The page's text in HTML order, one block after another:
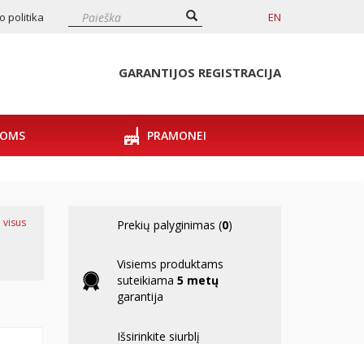
politika EN
GARANTIJOS REGISTRACIJA
PRAMONEI
visus Prekių palyginimas (0)
Visiems produktams
suteikiama 5 metų
garantija
Išsirinkite siurblį